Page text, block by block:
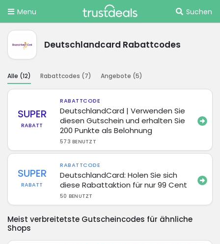
Menu Suchen
Deutschlandcard Rabattcodes
Alle (12) Rabattcodes (7) Angebote (5)
SUPER
RABATT
RABATTCODE
DeutschlandCard | Verwenden Sie
diesen Gutschein und erhalten Sie
200 Punkte als Belohnung
573 BENUTZT
SUPER
RABATT
RABATTCODE
DeutschlandCard: Holen Sie sich
diese Rabattaktion für nur 99 Cent
50 BENUTZT
Meist verbreitetste Gutscheincodes für ähnliche
Shops